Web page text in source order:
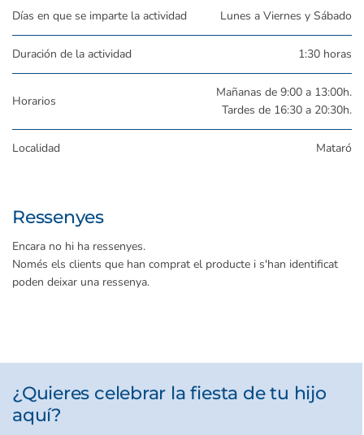
Días en que se imparte la actividad Lunes a Viernes y Sábado
Duración de la actividad 1:30 horas
Horarios
Mañanas de 9:00 a 13:00h.
Tardes de 16:30 a 20:30h.
Localidad Mataró
Ressenyes
Encara no hi ha ressenyes.
Només els clients que han comprat el producte i s'han identificat
poden deixar una ressenya.
¿Quieres celebrar la fiesta de tu hijo
aquí?